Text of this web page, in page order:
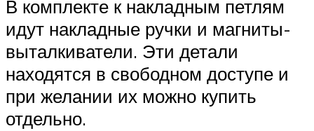
В комплекте к накладным петлям
идут накладные ручки и магниты-
выталкиватели. Эти детали
находятся в свободном доступе и
при желании их можно купить
отдельно.